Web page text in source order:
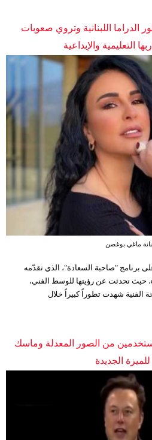
اللبنانية وتروي صعوبات
التعليمية والإبداعية
ماغي بوغصن
برنامج "صاحبة السعادة"، الذي تقدّمه
الفنانة إسعاد يونس على قناة dmc، حيث تحدثت عن رؤيتها للوسط الفني،
الفنية شهدت تطوراً كبيراً خلال
من الصور المعدلة وماسك
الجديدة